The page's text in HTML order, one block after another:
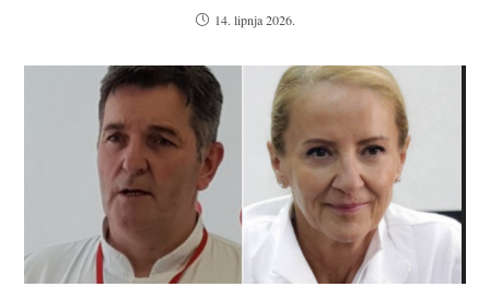
14. lipnja 2026.